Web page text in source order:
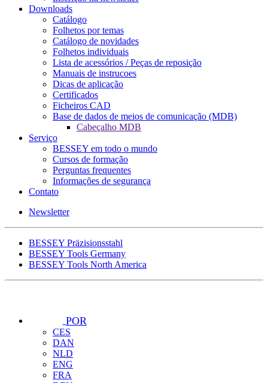
Downloads
Catálogo
Folhetos por temas
Catálogo de novidades
Folhetos individuais
Lista de acessórios / Peças de reposição
Manuais de instrucoes
Dicas de aplicação
Certificados
Ficheiros CAD
Base de dados de meios de comunicação (MDB)
Cabeçalho MDB
Serviço
BESSEY em todo o mundo
Cursos de formação
Perguntas frequentes
Informações de segurança
Contato
Newsletter
BESSEY Präzisionsstahl
BESSEY Tools Germany
BESSEY Tools North America
POR
CES
DAN
NLD
ENG
FRA